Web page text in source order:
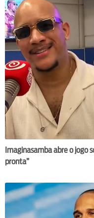
Imaginasamba abre o jogo
pronta”